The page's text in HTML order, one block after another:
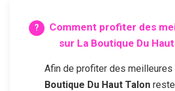
Comment profiter des
sur La Boutique Du
Afin de profiter des
Boutique Du Haut Talon